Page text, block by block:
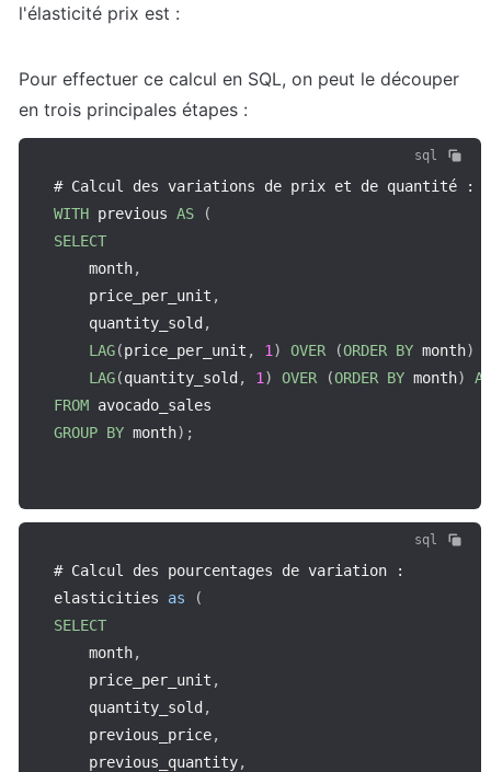
l'élasticité prix est :
Pour effectuer ce calcul en SQL, on peut le découper
en trois principales étapes :
sql
# Calcul des variations de prix et de quantité
:
WITH previous AS
(
SELECT
    month
,
    price_per_unit
,
    quantity_sold
,
LAG(price_per_unit , 1 ) OVER (ORDER BY month)
LAG(quantity_sold , 1 ) OVER (ORDER BY month)
AS
FROM
GROUP BY month) ;
sql
# Calcul des pourcentages de variation
:
elasticities as
(
SELECT
    month
,
    price_per_unit
,
    quantity_sold
,
    previous_price
,
    previous_quantity
,